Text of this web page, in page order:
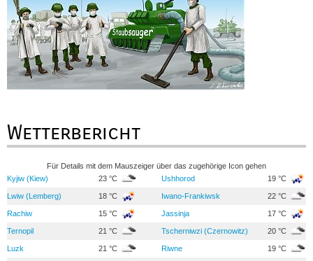
Wetterbericht
Für Details mit dem Mauszeiger über das zugehörige Icon gehen
Kyjiw (Kiew)
23 °C Ushhorod 19 °C
Lwiw (Lemberg) 18 °C Iwano-Frankiwsk 22 °C
Rachiw 15 °C Jassinja 17 °C
Ternopil 21 °C Tscherniwzi (Czernowitz) 20 °C
Luzk 21 °C Riwne 19 °C